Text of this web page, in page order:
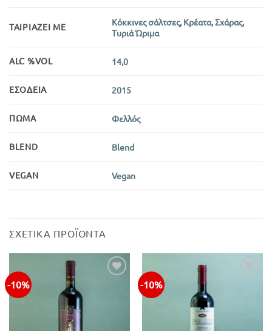
ΤΑΙΡΙΆΖΕΙ ΜΕ Κόκκινες σάλτσες, Κρέατα,Σχάρας,
Τυριά Ώριμα
ALC %VOL 14,0
ΕΣΟΔΕΊΑ 2015
ΠΏΜΑ Φελλός
BLEND Blend
VEGAN Vegan
ΣΧΕΤΙΚΆ ΠΡΟΪΌΝΤΑ
-10% -10%